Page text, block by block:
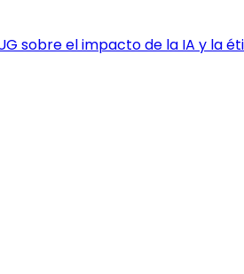
sobre el impacto de la IA y la